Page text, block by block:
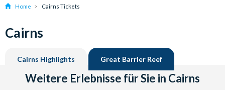
Home Cairns Tickets
Cairns
Cairns Highlights Great Barrier Reef
Weitere Erlebnisse für Sie in Cairns